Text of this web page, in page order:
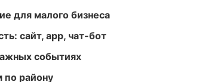
для малого бизнеса
сайт, app, чат-бот
событиях
по району